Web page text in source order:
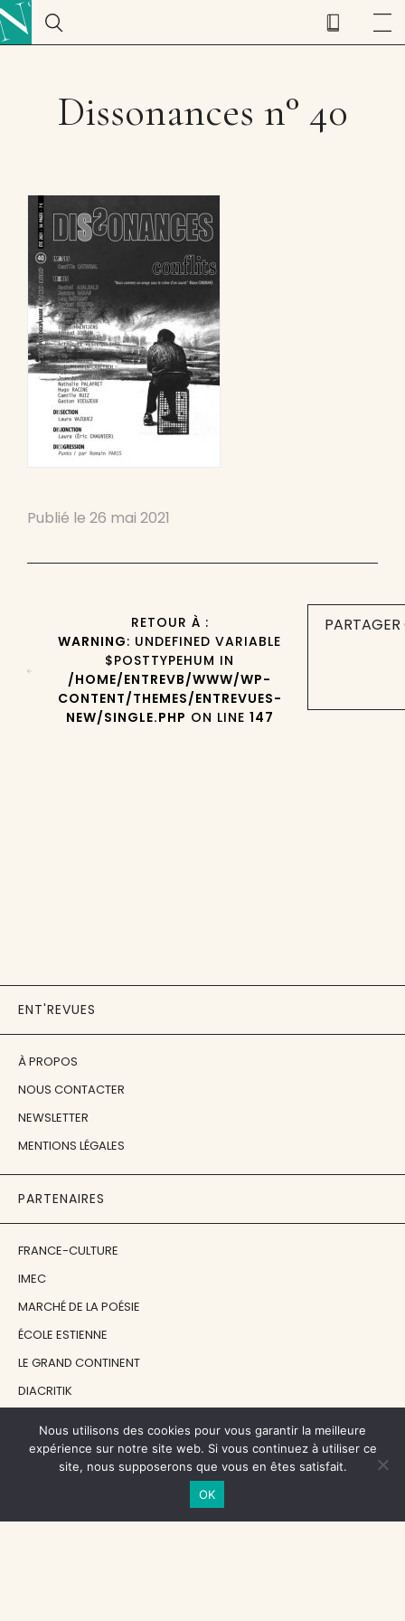
Dissonances n° 40
Publié le 26 mai 2021
RETOUR À :
WARNING: UNDEFINED VARIABLE
$POSTTYPEHUM IN
/HOME/ENTREVB/WWW/WP-
CONTENT/THEMES/ENTREVUES-
NEW/SINGLE.PHP ON LINE 147
ENT'REVUES
À PROPOS
NOUS CONTACTER
NEWSLETTER
MENTIONS LÉGALES
PARTENAIRES
FRANCE-CULTURE
IMEC
MARCHÉ DE LA POÉSIE
ÉCOLE ESTIENNE
LE GRAND CONTINENT
DIACRITIK
NOS SOUTIENS
CENTRE NATIONAL DU LIVRE
Nous utilisons des cookies pour vous garantir la meilleure
expérience sur notre site web. Si vous continuez à utiliser ce
site, nous supposerons que vous en êtes satisfait.
OK